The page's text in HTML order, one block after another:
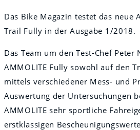
Das Bike Magazin testet das neue
Trail Fully in der Ausgabe 1/2018.
Das Team um den Test-Chef Peter
AMMOLITE Fully sowohl auf den
mittels verschiedener Mess- und
Auswertung der Untersuchungen
AMMOLITE sehr sportliche
erstklassigen